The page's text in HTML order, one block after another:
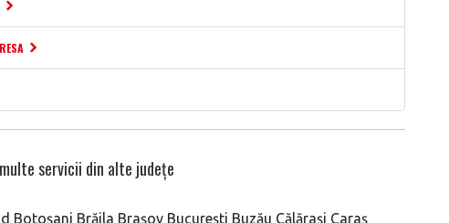
servicii din alte județe
Botoșani Brăila Brașov București Buzău Călărași Caraș